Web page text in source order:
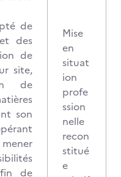
de
des
de
site,
de
son
de
Mise
en
situat
ion
profe
ssion
nelle
recon
stitué
e